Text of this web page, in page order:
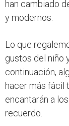
han cambiado
y modernos.
Lo que
gustos del niño
continuación,
hacer más fácil
encantarán a
recuerdo.